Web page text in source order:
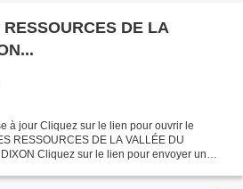
DE LA
à jour Cliquez sur le lien pour ouvrir le
RESSOURCES DE LA VALLÉE DU
Cliquez sur le lien pour envoyer un